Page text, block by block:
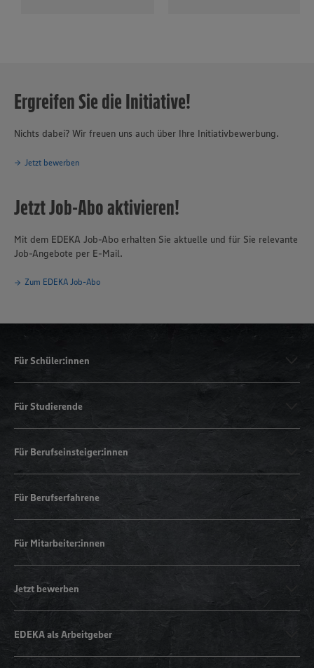
Ergreifen Sie die Initiative!
Nichts dabei? Wir freuen uns auch über Ihre Initiativbewerbung.
Jetzt bewerben
Jetzt Job-Abo aktivieren!
Mit dem EDEKA Job-Abo erhalten Sie aktuelle und für Sie relevante
Job-Angebote per E-Mail.
Zum EDEKA Job-Abo
Für Schüler:innen
Für Studierende
Für Berufseinsteiger:innen
Für Berufserfahrene
Für Mitarbeiter:innen
Jetzt bewerben
EDEKA als Arbeitgeber